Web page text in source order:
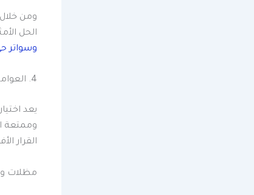
ومن
الحل
وسواتر
4. العوامل التي يجب مراعاتها عند اختيار المظلات والحواجز لمساحتك الخارجية
يعد
وممتعة
القرار
مظلات